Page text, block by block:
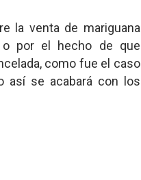
la venta de mariguana
o por el hecho de que
como fue el caso
así se acabará con los